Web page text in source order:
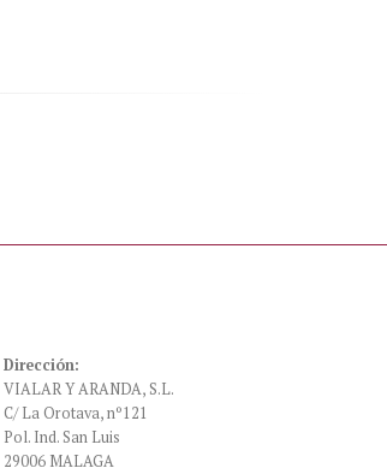
Dirección:
VIALAR Y ARANDA, S.L.
C/ La Orotava, nº121
Pol. Ind. San Luis
29006 MALAGA